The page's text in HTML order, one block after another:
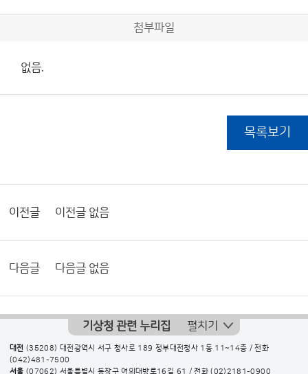
첨부파일
없음.
목록보기
이전글 이전글 없음
다음글 다음글 없음
기상청 관련 누리집 펼치기
대전 (35208) 대전광역시 서구 청사로 189 정부대전청사 1동 11~14층 / 전화
(042)481-7500
서울 (07062) 서울특별시 동작구 여의대방로16길 61 / 전화(02)2181-0900